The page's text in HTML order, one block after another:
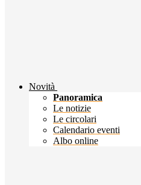
Novità
Panoramica
Le notizie
Le circolari
Calendario eventi
Albo online